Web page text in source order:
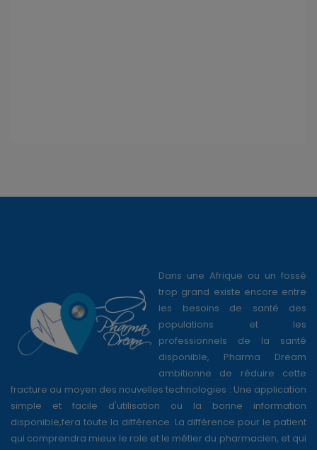
Dans une Afrique ou un fossé
trop grand existe encore entre
les besoins de santé des
populations et les
professionnels de la santé
disponible, Pharma Dream
ambitionne de réduire cette
fracture au moyen des nouvelles technologies : Une application
simple et facile d'utilisation ou la bonne information
disponible,fera toute la différence. La différence pour le patient
qui comprendra mieux le role et le métier du pharmacien, et qui